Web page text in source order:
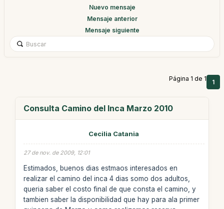
Nuevo mensaje
Mensaje anterior
Mensaje siguiente
Página 1 de 1 1
Consulta Camino del Inca Marzo 2010
Cecilia Catania
27 de nov. de 2009, 12:01
Estimados, buenos dias estmaos interesados en
realizar el camino del inca 4 dias somo dos adultos,
queria saber el costo final de que consta el camino, y
tambien saber la disponibilidad que hay para ala primer